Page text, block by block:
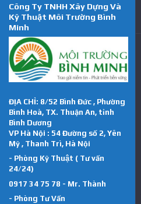
Công Ty TNHH Xây Dựng Và
Kỹ Thuật Môi Trường Bình
Minh
ĐỊA CHỈ: 8/52 Bình Đức , Phường
Bình Hoà, TX. Thuận An, tỉnh
Bình Dương
VP Hà Nội : 54 Đường số 2, Yên
Mỹ , Thanh Trì, Hà Nội
- Phòng Kỹ Thuật ( Tư vấn
24/24)
0917 34 75 78 - Mr. Thành
- Phòng Tư Vấn